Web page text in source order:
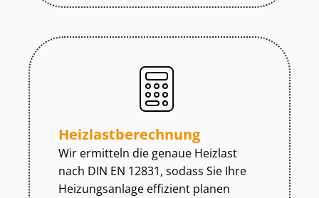
Heiz­last­be­rech­nung
Wir ermitteln die genaue Heizlast
nach DIN EN 12831, sodass Sie Ihre
Heizungsanlage effizient planen